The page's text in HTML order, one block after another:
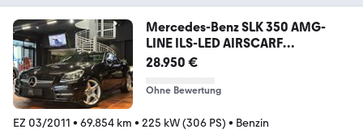
Mercedes-Benz SLK 350 AMG-
LINE ILS-LED AIRSCARF
DEUTSCHES FZG!
28.950 €
Ohne Bewertung
EZ 03/2011 • 69.854 km • 225 kW (306 PS) • Benzin